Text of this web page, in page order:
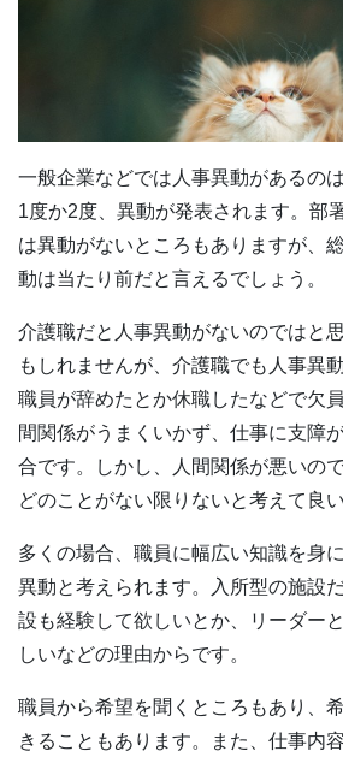
一般企業などでは人事異動があるの
1度か2度、異動が発表されます。部
は異動がないところもありますが、
動は当たり前だと言えるでしょう。
介護職だと人事異動がないのではと
もしれませんが、介護職でも人事異
職員が辞めたとか休職したなどで欠
間関係がうまくいかず、仕事に支障
合です。しかし、人間関係が悪いの
どのことがない限りないと考えて良
多くの場合、職員に幅広い知識を身
異動と考えられます。入所型の施設
設も経験して欲しいとか、リーダー
しいなどの理由からです。
職員から希望を聞くところもあり、
きることもあります。また、仕事内